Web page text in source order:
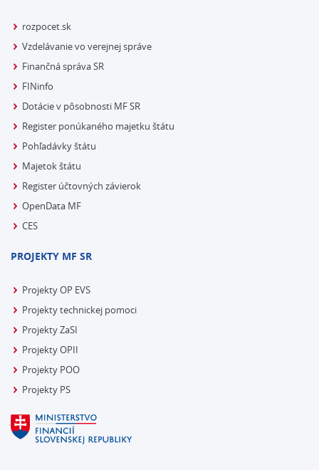
rozpocet.sk
Vzdelávanie vo verejnej správe
Finančná správa SR
FINinfo
Dotácie v pôsobnosti MF SR
Register ponúkaného majetku štátu
Pohľadávky štátu
Majetok štátu
Register účtovných závierok
OpenData MF
CES
PROJEKTY MF SR
Projekty OP EVS
Projekty technickej pomoci
Projekty ZaSI
Projekty OPII
Projekty POO
Projekty PS